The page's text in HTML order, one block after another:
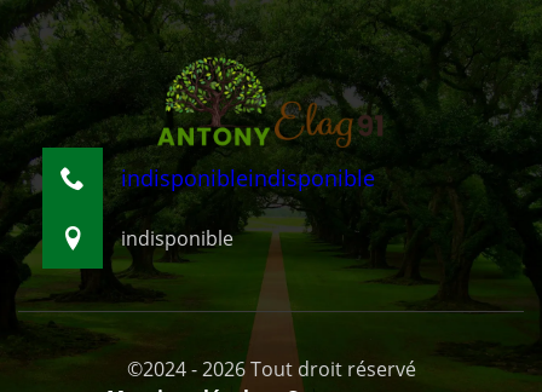
indisponibleindisponible
indisponible
©2024 - 2026 Tout droit réservé